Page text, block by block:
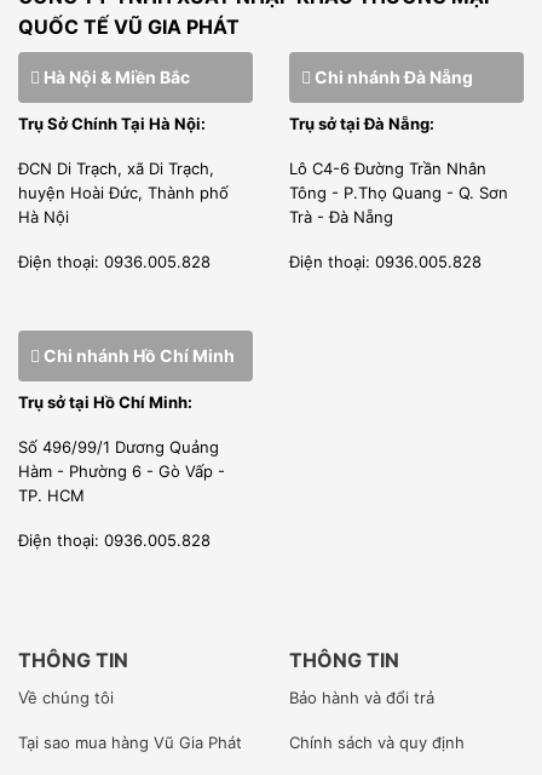
QUỐC TẾ VŨ GIA PHÁT
Hà Nội & Miền Bắc
Trụ Sở Chính Tại Hà Nội:
ĐCN Di Trạch, xã Di Trạch,
huyện Hoài Đức, Thành phố
Hà Nội
Điện thoại: 0936.005.828
Chi nhánh Đà Nẵng
Trụ sở tại Đà Nẵng:
Lô C4-6 Đường Trần Nhân
Tông - P.Thọ Quang - Q. Sơn
Trà - Đà Nẵng
Điện thoại: 0936.005.828
Chi nhánh Hồ Chí Minh
Trụ sở tại Hồ Chí Minh:
Số 496/99/1 Dương Quảng
Hàm - Phường 6 - Gò Vấp -
TP. HCM
Điện thoại: 0936.005.828
THÔNG TIN
Về chúng tôi
Tại sao mua hàng Vũ Gia Phát
THÔNG TIN
Bảo hành và đổi trả
Chính sách và quy định